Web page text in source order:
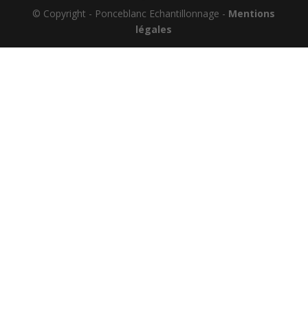
© Copyright - Ponceblanc Echantillonnage - Mentions
légales